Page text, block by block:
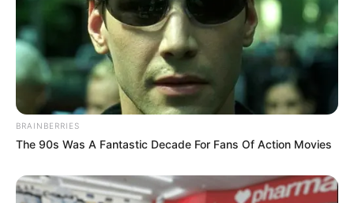
BRAINBERRIES
The 90s Was A Fantastic Decade For Fans Of Action Movies